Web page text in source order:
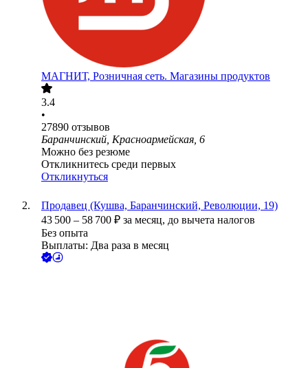
МАГНИТ, Розничная сеть. Магазины продуктов
3.4
•
27890 отзывов
Баранчинский, Красноармейская, 6
Можно без резюме
Откликнитесь среди первых
Откликнуться
Продавец (Кушва, Баранчинский, Революции, 19)
43 500 – 58 700 ₽ за месяц, до вычета налогов
Без опыта
Выплаты: Два раза в месяц